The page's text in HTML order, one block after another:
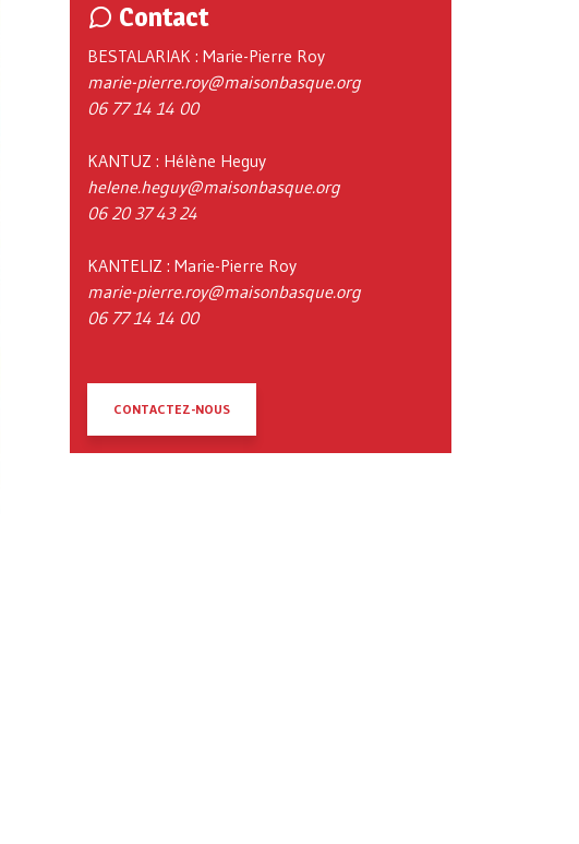
Contact
BESTALARIAK : Marie-Pierre Roy
marie-pierre.roy@maisonbasque.org
06 77 14 14 00
KANTUZ : Hélène Heguy
helene.heguy@maisonbasque.org
06 20 37 43 24
KANTELIZ : Marie-Pierre Roy
marie-pierre.roy@maisonbasque.org
06 77 14 14 00
CONTACTEZ-NOUS